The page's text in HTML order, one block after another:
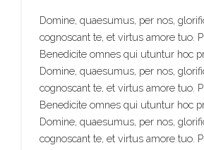
Domine, quaesumus, per nos,
cognoscant te, et virtus amore tuo.
Benedicite omnes qui utuntur hoc
Domine, quaesumus, per nos,
cognoscant te, et virtus amore tuo.
Benedicite omnes qui utuntur hoc
Domine, quaesumus, per nos,
cognoscant te, et virtus amore tuo.